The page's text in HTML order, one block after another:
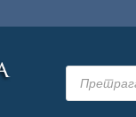
Products
search